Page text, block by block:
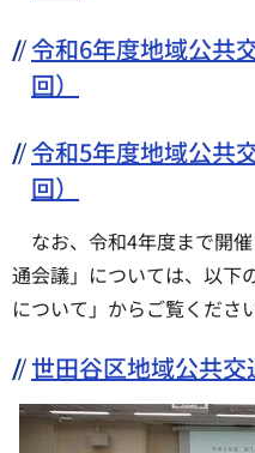
令和6年度地域公共
回）
令和5年度地域公共
回）
なお、令和4年度まで開
通会議」については、以下
について」からご覧くださ
世田谷区地域公共交